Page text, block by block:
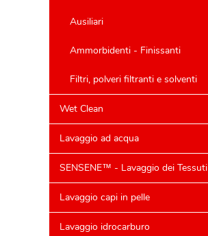
Ausiliari
Ammorbidenti - Finissanti
Filtri, polveri filtranti e solventi
Wet Clean
Lavaggio ad acqua
SENSENE™ - Lavaggio dei Tessuti
Lavaggio capi in pelle
Lavaggio idrocarburo